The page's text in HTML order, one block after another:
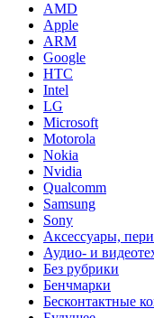
AMD
Apple
ARM
Google
HTC
Intel
LG
Microsoft
Motorola
Nokia
Nvidia
Qualcomm
Samsung
Sony
Аксессуары,
Аудио- и
Без рубрики
Бенчмарки
Бесконтактные